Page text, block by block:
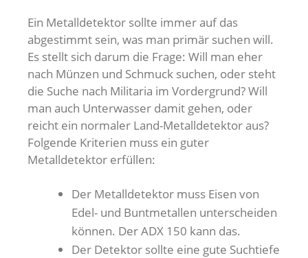
Ein Metalldetektor sollte immer auf das
abgestimmt sein, was man primär suchen will.
Es stellt sich darum die Frage: Will man eher
nach Münzen und Schmuck suchen, oder steht
die Suche nach Militaria im Vordergrund? Will
man auch Unterwasser damit gehen, oder
reicht ein normaler Land-Metalldetektor aus?
Folgende Kriterien muss ein guter
Metalldetektor erfüllen:
Der Metalldetektor muss Eisen von
Edel- und Buntmetallen unterscheiden
können. Der ADX 150 kann das.
Der Detektor sollte eine gute Suchtiefe